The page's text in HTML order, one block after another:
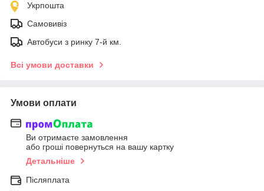
Укрпошта
Самовивіз
Автобуси з ринку 7-й км.
Всі умови доставки
Умови оплати
Ви отримаєте замовлення
або гроші повернуться на вашу картку
Детальніше
Післяплата